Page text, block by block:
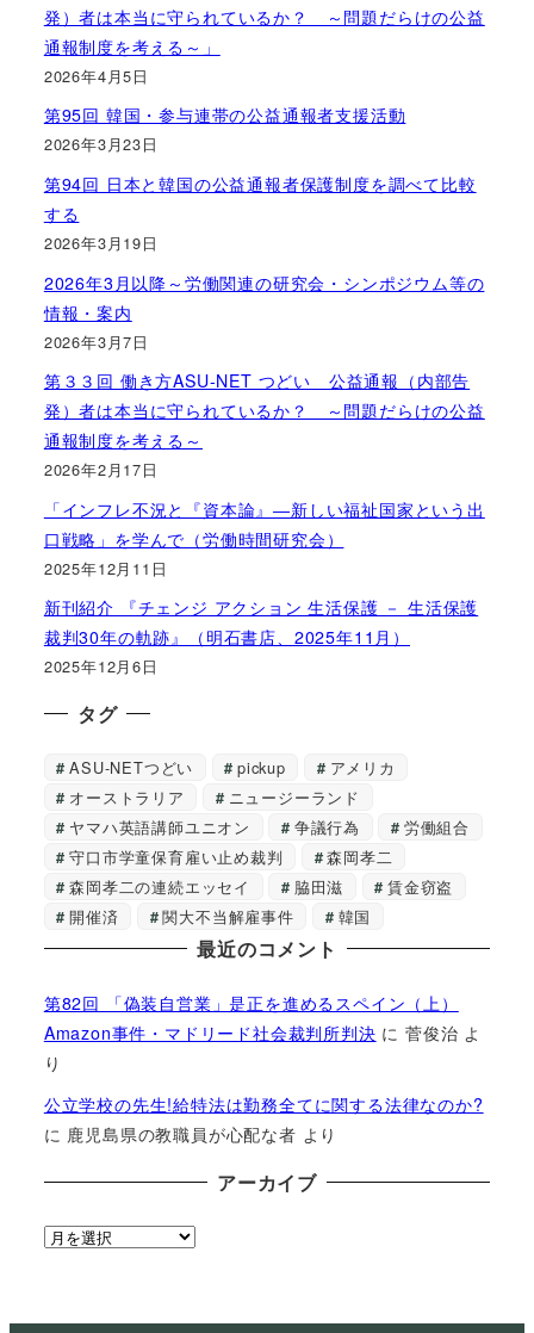
発）者は本当に守られているか？ ～問題だらけの公益
通報制度を考える～」
2026年4月5日
第95回 韓国・参与連帯の公益通報者支援活動
2026年3月23日
第94回 日本と韓国の公益通報者保護制度を調べて比較
する
2026年3月19日
2026年3月以降～労働関連の研究会・シンポジウム等の
情報・案内
2026年3月7日
第３３回 働き方ASU-NET つどい 公益通報（内部告
発）者は本当に守られているか？ ～問題だらけの公益
通報制度を考える～
2026年2月17日
「インフレ不況と『資本論』―新しい福祉国家という出
口戦略」を学んで（労働時間研究会）
2025年12月11日
新刊紹介 『チェンジ アクション 生活保護 － 生活保護
裁判30年の軌跡』（明石書店、2025年11月）
2025年12月6日
タグ
ASU-NETつどい pickup
アメリカ
オーストラリア
ニュージーランド
ヤマハ英語講師ユニオン
争議行為
労働組合
守口市学童保育雇い止め裁判
森岡孝二
森岡孝二の連続エッセイ
脇田滋
賃金窃盗
開催済
関大不当解雇事件 韓国
最近のコメント
第82回 「偽装自営業」是正を進めるスペイン（上）
Amazon事件・マドリード社会裁判所判決 に菅俊治 よ
り
公立学校の先生!給特法は勤務全てに関する法律なのか?
に 鹿児島県の教職員が心配な者 より
アーカイブ
ア
イ